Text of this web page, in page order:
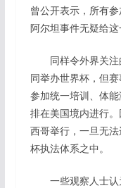
曾公开表示，所有
阿尔坦事件无疑给这
同样令外界关注
同举办世界杯，但
参加统一培训、体
排在美国境内进行
西哥举行，一旦无
杯执法体系之中。
一些观察人士认